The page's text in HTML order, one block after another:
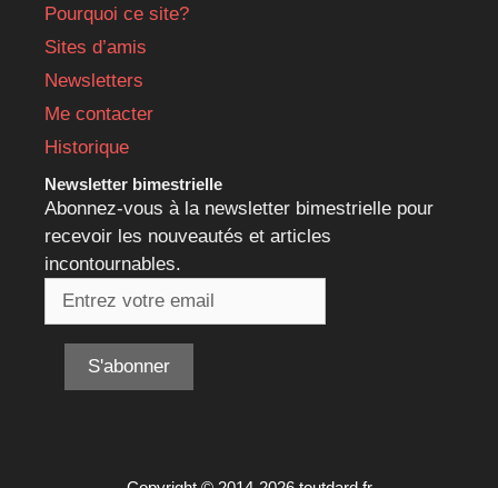
Pourquoi ce site?
Sites d’amis
Newsletters
Me contacter
Historique
Newsletter bimestrielle
Abonnez-vous à la newsletter bimestrielle pour
recevoir les nouveautés et articles
incontournables.